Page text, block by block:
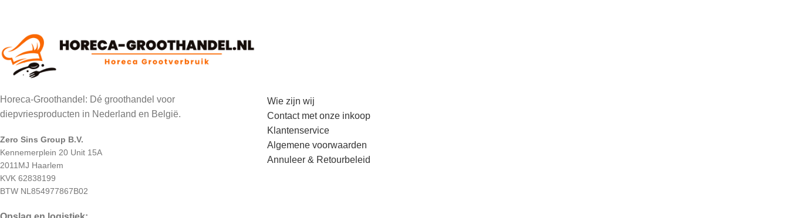
Horeca-Groothandel: Dé groothandel voor
diepvriesproducten in Nederland en België.
Zero Sins Group B.V.
Kennemerplein 20 Unit 15A
2011MJ Haarlem
KVK 62838199
BTW NL854977867B02
Wie zijn wij
Contact met onze inkoop
Klantenservice
Algemene voorwaarden
Annuleer & Retourbeleid